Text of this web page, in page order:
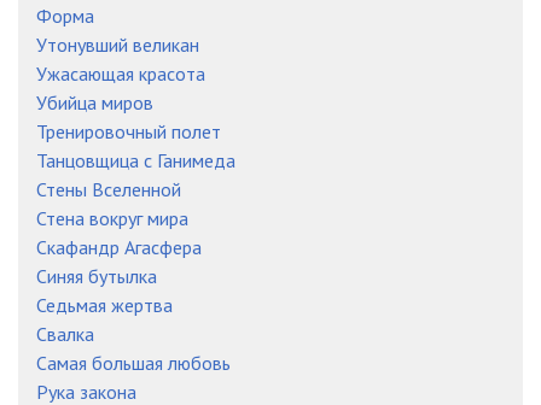
Форма
Утонувший великан
Ужасающая красота
Убийца миров
Тренировочный полет
Танцовщица с Ганимеда
Стены Вселенной
Стена вокруг мира
Скафандр Агасфера
Синяя бутылка
Седьмая жертва
Свалка
Самая большая любовь
Рука закона